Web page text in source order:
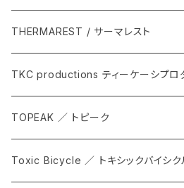
THERMAREST / サーマレスト
TKC productions ティーケーシプロ
TOPEAK ／ トピーク
Toxic Bicycle ／ トキシックバイシク